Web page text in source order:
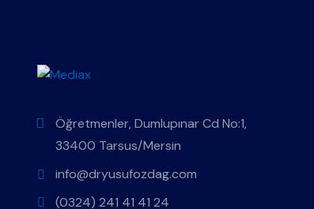
Öğretmenler, Dumlupınar Cd No:1,
33400 Tarsus/Mersin
info@dryusufozdag.com
(0324) 241 41 41 24